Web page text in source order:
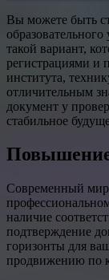
Вы можете быть
такой вариант,
регистрациями и
института,
отличительным
документ у
стабильное
Современный мир
наличие
подтверждение
горизонты для
продвижению по